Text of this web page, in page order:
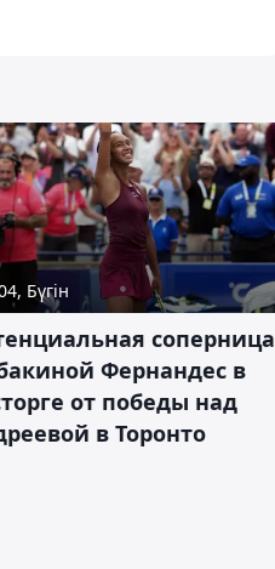
Бүгін
соперница
Фернандес в
от победы над
в Торонто